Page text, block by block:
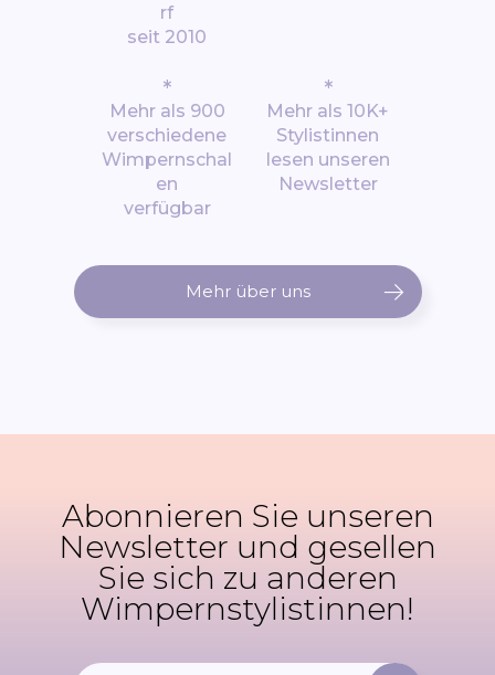
rf
seit 2010
*
Mehr als 900
verschiedene
Wimpernschal
en
verfügbar
*
Mehr als 10K+
Stylistinnen
lesen unseren
Newsletter
Mehr über uns
Abonnieren Sie unseren
Newsletter und gesellen
Sie sich zu anderen
Wimpernstylistinnen!